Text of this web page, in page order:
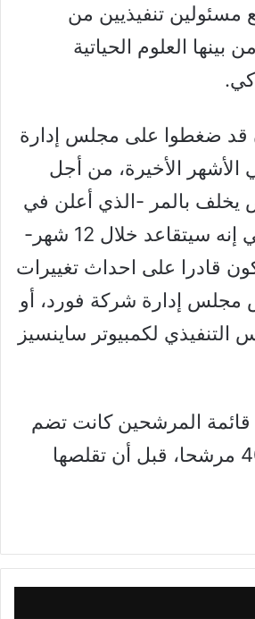
مسئولين تنفيذيين من
العلوم الحياتية
قد ضغطوا على مجلس إدارة
الأخيرة، من أجل
بالمر -الذي أعلن في
أغسطس الماضي إنه سيتقاعد خلال 12 شهر-
قادرا على احداث تغييرات
مجلس إدارة شركة فورد، أو
التنفيذي لكمبيوتر ساينسيز
قائمة المرشحين كانت تضم
في البداية نحو 40 مرشحا، قبل أن تقلصها